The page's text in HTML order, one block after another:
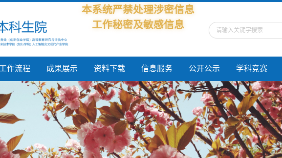
本系统严禁处理涉密信息
工作秘密及敏感信息
工作流程 成果展示 资料下载 信息服务 公开公示 学科竞赛